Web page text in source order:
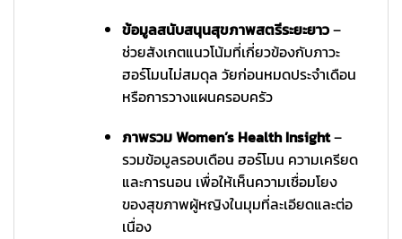
ข้อมูลสนับสนุนสุขภาพสตรีระยะยาว–
ช่วยสังเกตแนวโน้มที่เกี่ยวข้องกับภาวะ
ฮอร์โมนไม่สมดุล วัยก่อนหมดประจำเดือน
หรือการวางแผนครอบครัว
ภาพรวม Women’s Health Insight–
รวมข้อมูลรอบเดือน ฮอร์โมน ความเครียด
และการนอน เพื่อให้เห็นความเชื่อมโยง
ของสุขภาพผู้หญิงในมุมที่ละเอียดและต่อ
เนื่อง